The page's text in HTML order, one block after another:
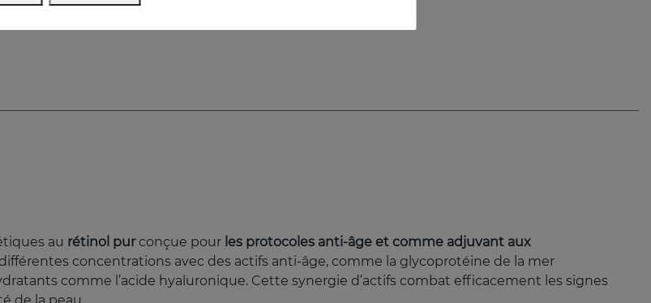
au rétinol purconçue pour les protocoles anti-âge et comme adjuvant aux
concentrations avec des actifs anti-âge, comme la glycoprotéine de la mer
comme l’acide hyaluronique. Cette synergie d’actifs combat efficacement les signes
de la peau.